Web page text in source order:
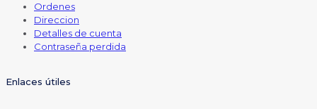
Ordenes
Direccion
Detalles de cuenta
Contraseña perdida
Enlaces útiles